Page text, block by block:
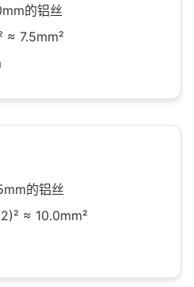
的铝丝
≈ 7.5mm²
的铝丝
≈ 10.0mm²